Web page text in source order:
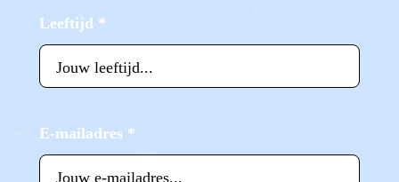
Leeftijd *
E-mailadres *